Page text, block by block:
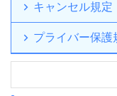
キャンセル規定
プライバー保護